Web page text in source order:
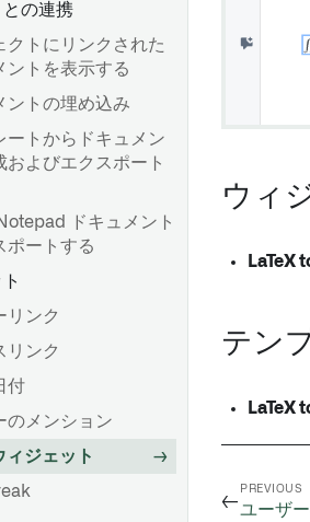
ットとして保存
タセットのバージョ
クト参照
のロジックを
Builder にエクスポ
った検索パターン
ポートされている関
クトセットのインポ
スポート
クトセットのフィル
れたオブジェクトの
クトを詳しく調べる
ャートの選択を使う
フォームFAQ
ードテンプレート
るテンプレート
プロファイ
境の表示
ルドとインタラクテ
の連携
クトにリンクされた
ントを表示する
ントの埋め込み
ートからドキュメン
およびエクスポート
ドキュメント
ポートする
リンク
リンク
付
のメンション
ィジェット
ウィ
LaTeX
テン
LaTeX
←
PREVIOUS
ユーザ